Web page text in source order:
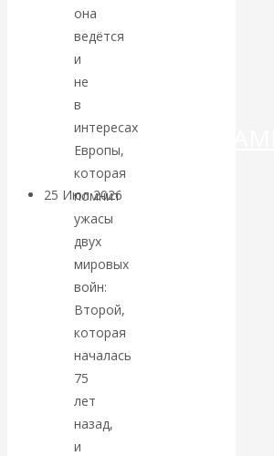
ДЕНЕГ»: КИТАЙ
ВЕДЁТ БОРЬБУ
КРИПТОВАЛЮТАМИ
25 Июл 2026
Валентин
КАтасонов.
Может ли
Америка
покинуть НАТО?
она
ведётся
и
не
в
интересах
Европы,
которая
помнит
ужасы
двух
мировых
войн:
Второй,
которая
началась
75
лет
назад,
и